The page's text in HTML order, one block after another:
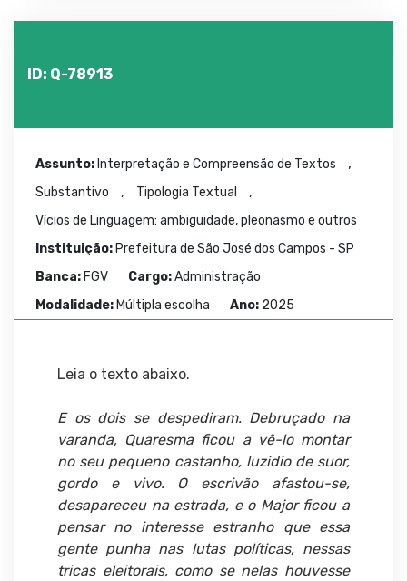
ID: Q-78913
Assunto: Interpretação e Compreensão de Textos ,
Substantivo , Tipologia Textual ,
Vícios de Linguagem: ambiguidade, pleonasmo e outros
Instituição: Prefeitura de São José dos Campos - SP
Banca: FGV Cargo:Administração
Modalidade: Múltipla escolha Ano: 2025
Leia o texto abaixo.
E os dois se despediram. Debruçado na
varanda, Quaresma ficou a vê-lo montar
no seu pequeno castanho, luzidio de suor,
gordo e vivo. O escrivão afastou-se,
desapareceu na estrada, e o Major ficou a
pensar no interesse estranho que essa
gente punha nas lutas políticas, nessas
tricas eleitorais, como se nelas houvesse